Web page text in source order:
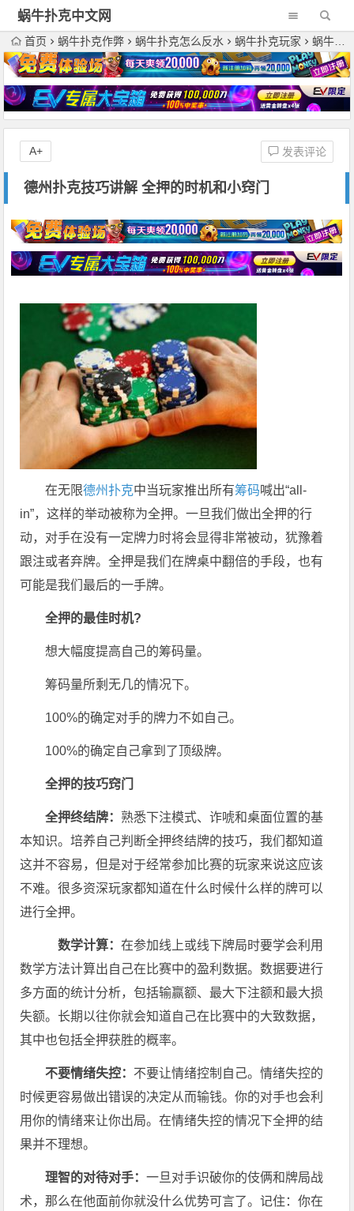
蜗牛扑克中文网
首页 蜗牛扑克作弊 蜗牛扑克怎么反水 蜗牛扑克玩家 蜗牛扑克策略
德州扑克技巧讲解 全押的时机和小窍门
发表评论
A+
在无限德州扑克中当玩家推出所有筹码喊出“all-
in”，这样的举动被称为全押。一旦我们做出全押的行
动，对手在没有一定牌力时将会显得非常被动，犹豫着
跟注或者弃牌。全押是我们在牌桌中翻倍的手段，也有
可能是我们最后的一手牌。
全押的最佳时机?
想大幅度提高自己的筹码量。
筹码量所剩无几的情况下。
100%的确定对手的牌力不如自己。
100%的确定自己拿到了顶级牌。
全押的技巧窍门
全押终结牌： 熟悉下注模式、诈唬和桌面位置的基
本知识。培养自己判断全押终结牌的技巧，我们都知道
这并不容易，但是对于经常参加比赛的玩家来说这应该
不难。很多资深玩家都知道在什么时候什么样的牌可以
进行全押。
数学计算：在参加线上或线下牌局时要学会利用
数学方法计算出自己在比赛中的盈利数据。数据要进行
多方面的统计分析，包括输赢额、最大下注额和最大损
失额。长期以往你就会知道自己在比赛中的大致数据，
其中也包括全押获胜的概率。
不要情绪失控： 不要让情绪控制自己。情绪失控的
时候更容易做出错误的决定从而输钱。你的对手也会利
用你的情绪来让你出局。在情绪失控的情况下全押的结
果并不理想。
理智的对待对手：一旦对手识破你的伎俩和牌局战
术，那么在他面前你就没什么优势可言了。记住：你在